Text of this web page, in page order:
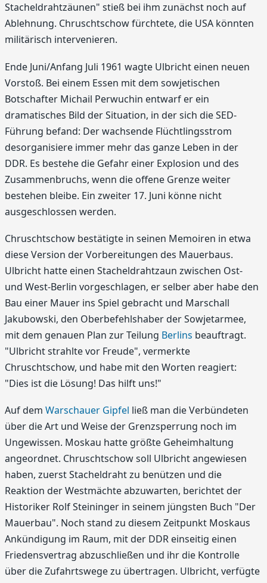
Stacheldrahtzäunen" stieß bei ihm zunächst noch auf
Ablehnung. Chruschtschow fürchtete, die USA könnten
militärisch intervenieren.
Ende Juni/Anfang Juli 1961 wagte Ulbricht einen neuen
Vorstoß. Bei einem Essen mit dem sowjetischen
Botschafter Michail Perwuchin entwarf er ein
dramatisches Bild der Situation, in der sich die SED-
Führung befand: Der wachsende Flüchtlingsstrom
desorganisiere immer mehr das ganze Leben in der
DDR. Es bestehe die Gefahr einer Explosion und des
Zusammenbruchs, wenn die offene Grenze weiter
bestehen bleibe. Ein zweiter 17. Juni könne nicht
ausgeschlossen werden.
Chruschtschow bestätigte in seinen Memoiren in etwa
diese Version der Vorbereitungen des Mauerbaus.
Ulbricht hatte einen Stacheldrahtzaun zwischen Ost-
und West-Berlin vorgeschlagen, er selber aber habe den
Bau einer Mauer ins Spiel gebracht und Marschall
Jakubowski, den Oberbefehlshaber der Sowjetarmee,
mit dem genauen Plan zur Teilung Berlins beauftragt.
"Ulbricht strahlte vor Freude", vermerkte
Chruschtschow, und habe mit den Worten reagiert:
"Dies ist die Lösung! Das hilft uns!"
Auf dem Warschauer Gipfel ließ man die Verbündeten
über die Art und Weise der Grenzsperrung noch im
Ungewissen. Moskau hatte größte Geheimhaltung
angeordnet. Chruschtschow soll Ulbricht angewiesen
haben, zuerst Stacheldraht zu benützen und die
Reaktion der Westmächte abzuwarten, berichtet der
Historiker Rolf Steininger in seinem jüngsten Buch "Der
Mauerbau". Noch stand zu diesem Zeitpunkt Moskaus
Ankündigung im Raum, mit der DDR einseitig einen
Friedensvertrag abzuschließen und ihr die Kontrolle
über die Zufahrtswege zu übertragen. Ulbricht, verfügte